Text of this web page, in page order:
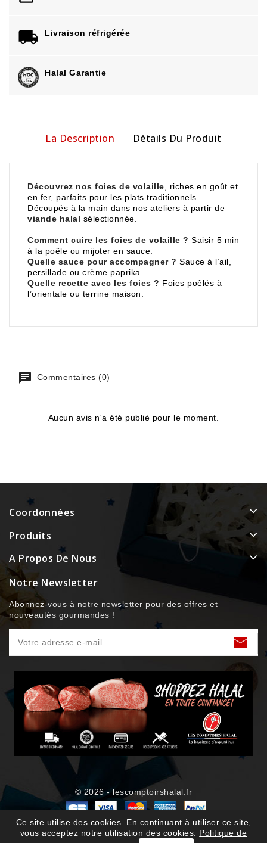
Livraison réfrigérée
Halal Garantie
La Description Détails Du Produit
Découvrez nos foies de volaille , riches en goût et
en fer, parfaits pour les plats traditionnels.
Découpés à la main dans nos ateliers à partir de
viande halal sélectionnée.
Comment cuire les foies de volaille ? Saisir 5 min
à la poêle ou mijoter en sauce.
Quelle sauce pour accompagner ? Sauce à l’ail,
persillade ou crème paprika.
Quelle recette avec les foies ? Foies poêlés à
l’orientale ou terrine maison.
Commentaires (0)
Aucun avis n'a été publié pour le moment.
Coordonnées
Produits
A Propos De Nous
Notre Newsletter
Abonnez-vous à notre newsletter pour des offres et
nouveautés gourmandes !
Ce site utilise des cookies. En continuant à utiliser ce site,
vous acceptez notre utilisation des cookies.
Politique de
© 2026 - lescomptoirshalal.fr